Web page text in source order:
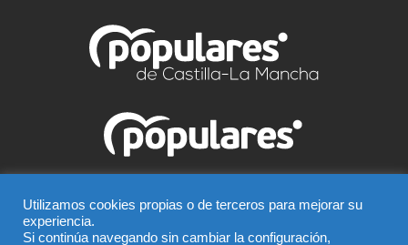
© Partido Popular de Talavera – C/ Greco, 2 BIS –
Entreplanta, 45600, Talavera de la Reina (Toledo),
Utilizamos cookies propias o de terceros para mejorar su
experiencia.
Si continúa navegando sin cambiar la configuración,